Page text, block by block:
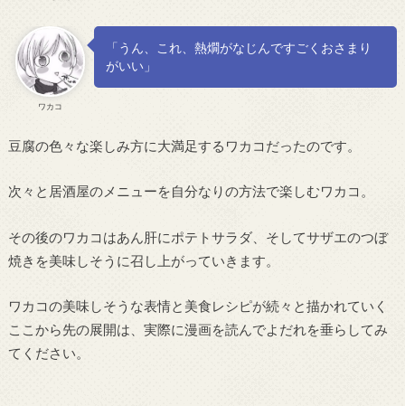
ワカコ
「うん、これ、熱燗がなじんですごくおさまり
がいい」
豆腐の色々な楽しみ方に大満足するワカコだったのです。
次々と居酒屋のメニューを自分なりの方法で楽しむワカコ。
その後のワカコはあん肝にポテトサラダ、そしてサザエのつぼ
焼きを美味しそうに召し上がっていきます。
ワカコの美味しそうな表情と美食レシピが続々と描かれていく
ここから先の展開は、実際に漫画を読んでよだれを垂らしてみ
てください。